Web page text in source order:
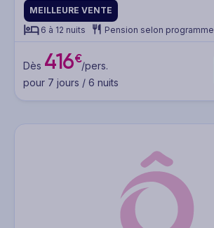
MEILLEURE VENTE
6 à 12 nuits
Pension selon programme
Dès 416€/pers.
pour 7 jours / 6 nuits